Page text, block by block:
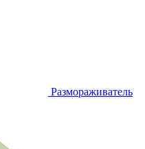
Размораживатель